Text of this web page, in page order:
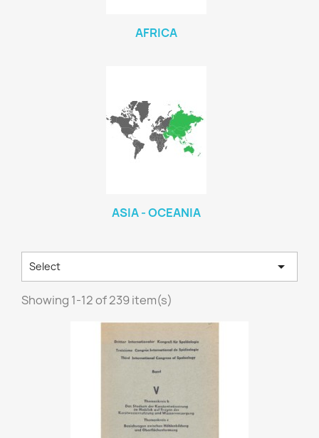
AFRICA
ASIA - OCEANIA
Select 
Showing 1-12 of 239 item(s)